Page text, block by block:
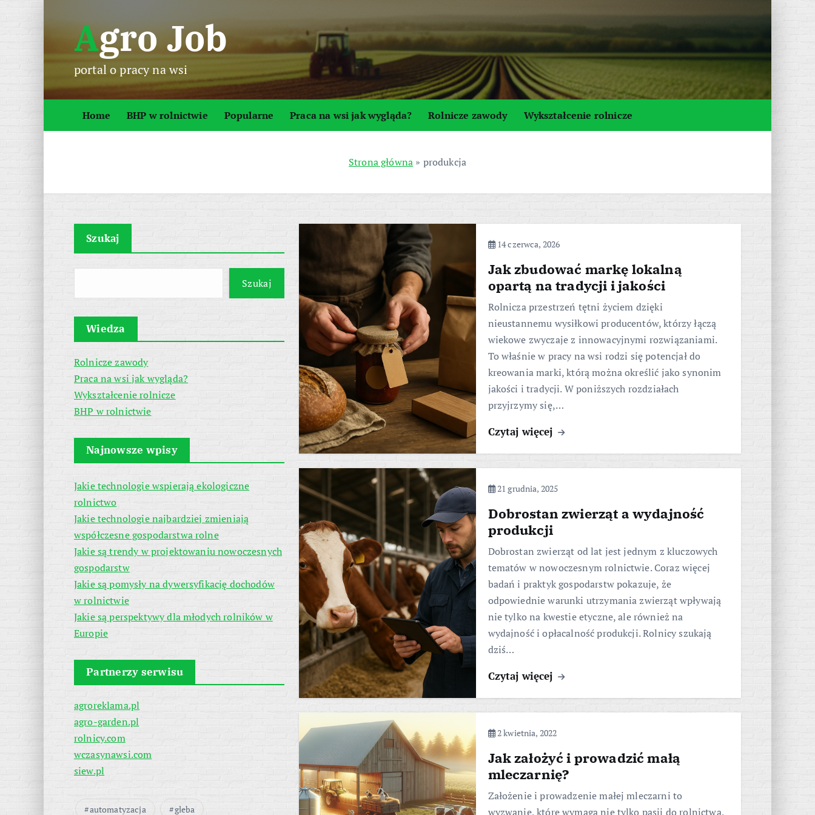
p
o
Agro Job
portal o pracy na wsi
Home BHP w rolnictwie Popularne Praca na wsi jak wygląda? Rolnicze zawody Wykształcenie rolnicze
Strona główna » produkcja
Szukaj
Szukaj
Wiedza
Rolnicze zawody
Praca na wsi jak wygląda?
Wykształcenie rolnicze
BHP w rolnictwie
Najnowsze wpisy
Jakie technologie wspierają ekologiczne
rolnictwo
Jakie technologie najbardziej zmieniają
współczesne gospodarstwa rolne
Jakie są trendy w projektowaniu nowoczesnych
gospodarstw
Jakie są pomysły na dywersyfikację dochodów
w rolnictwie
Jakie są perspektywy dla młodych rolników w
Europie
Partnerzy serwisu
agroreklama.pl
agro-garden.pl
rolnicy.com
wczasynawsi.com
siew.pl
automatyzacja gleba
14 czerwca, 2026
Jak zbudować markę lokalną
opartą na tradycji i jakości
Rolnicza przestrzeń tętni życiem dzięki
nieustannemu wysiłkowi producentów, którzy łączą
wiekowe zwyczaje z innowacyjnymi rozwiązaniami.
To właśnie w pracy na wsi rodzi się potencjał do
kreowania marki, którą można określić jako synonim
jakości i tradycji. W poniższych rozdziałach
przyjrzymy się,…
Czytaj więcej
21 grudnia, 2025
Dobrostan zwierząt a wydajność
produkcji
Dobrostan zwierząt od lat jest jednym z kluczowych
tematów w nowoczesnym rolnictwie. Coraz więcej
badań i praktyk gospodarstw pokazuje, że
odpowiednie warunki utrzymania zwierząt wpływają
nie tylko na kwestie etyczne, ale również na
wydajność i opłacalność produkcji. Rolnicy szukają
dziś…
Czytaj więcej
2 kwietnia, 2022
Jak założyć i prowadzić małą
mleczarnię?
Założenie i prowadzenie małej mleczarni to
wyzwanie, które wymaga nie tylko pasji do rolnictwa,